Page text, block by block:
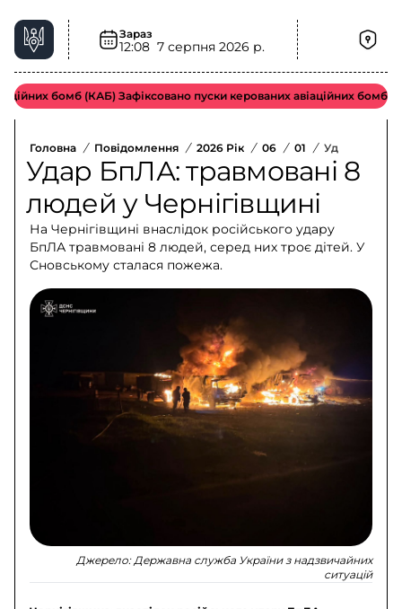
Зараз
12:08 7 серпня 2026 р.
бомб (КАБ) Зафіксовано пуски керованих авіаційних бомб
Головна / Повідомлення / 2026 Рік / 06 / 01 / Удар БпЛА:
Удар БпЛА: травмовані 8
людей у Чернігівщині
На Чернігівщині внаслідок російського удару
БпЛА травмовані 8 людей, серед них троє дітей. У
Сновському сталася пожежа.
Джерело: Державна служба України з надзвичайних
ситуацій